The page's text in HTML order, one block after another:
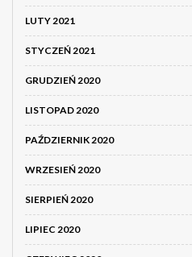
LUTY 2021
STYCZEŃ 2021
GRUDZIEŃ 2020
LISTOPAD 2020
PAŹDZIERNIK 2020
WRZESIEŃ 2020
SIERPIEŃ 2020
LIPIEC 2020